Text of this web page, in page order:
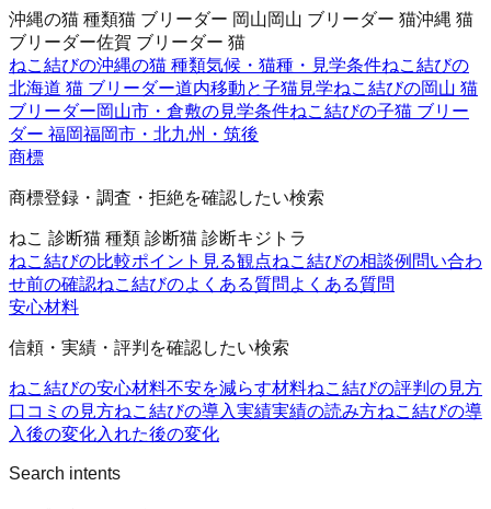
沖縄の猫 種類猫 ブリーダー 岡山岡山 ブリーダー 猫沖縄 猫
ブリーダー佐賀 ブリーダー 猫
ねこ結びの沖縄の猫 種類気候・猫種・見学条件ねこ結びの
北海道 猫 ブリーダー道内移動と子猫見学ねこ結びの岡山 猫
ブリーダー岡山市・倉敷の見学条件ねこ結びの子猫 ブリー
ダー 福岡福岡市・北九州・筑後
商標
商標登録・調査・拒絶を確認したい検索
ねこ 診断猫 種類 診断猫 診断キジトラ
ねこ結びの比較ポイント 見る観点ねこ結びの相談例 問い合わ
せ前の確認ねこ結びのよくある質問 よくある質問
安心材料
信頼・実績・評判を確認したい検索
ねこ結びの安心材料不安を減らす材料ねこ結びの評判の見方
口コミの見方ねこ結びの導入実績実績の読み方ねこ結びの導
入後の変化入れた後の変化
Search intents